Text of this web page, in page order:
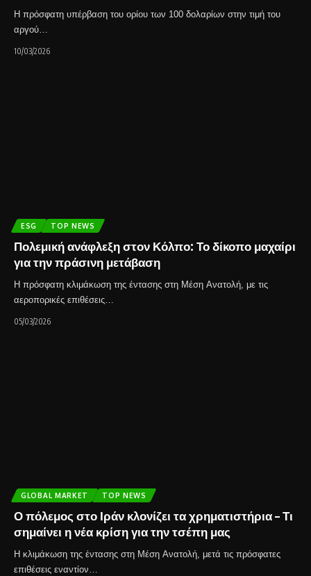
Η πρόσφατη υπέρβαση του ορίου των 100 δολαρίων στην τιμή του
αργού…
10/03/2026
ESG TOP NEWS
Πολεμική ανάφλεξη στον Κόλπο: Το δίκοπο μαχαίρι
για την πράσινη μετάβαση
Η πρόσφατη κλιμάκωση της έντασης στη Μέση Ανατολή, με τις
αεροπορικές επιθέσεις…
05/03/2026
GLOBAL MARKET TOP NEWS
Ο πόλεμος στο Ιράν κλονίζει τα χρηματιστήρια – Τι
σημαίνει η νέα κρίση για την τσέπη μας
Η κλιμάκωση της έντασης στη Μέση Ανατολή, μετά τις πρόσφατες
επιθέσεις εναντίον…